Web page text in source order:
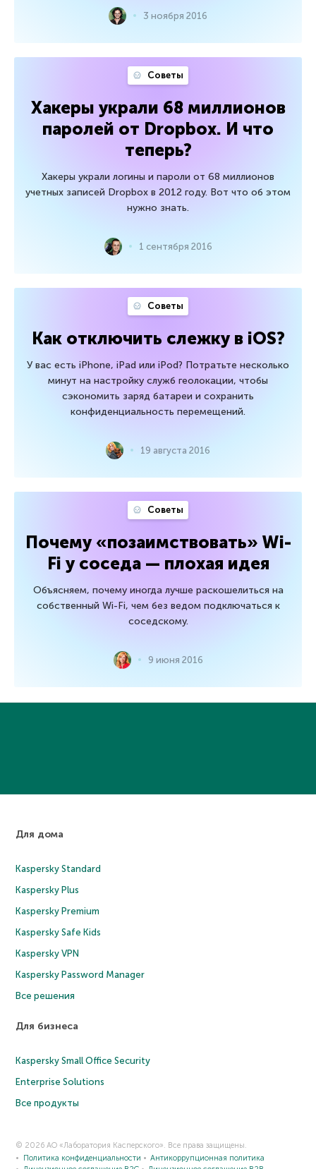
3 ноября 2016
Советы
Хакеры украли 68 миллионов
паролей от Dropbox. И что
теперь?
Хакеры украли логины и пароли от 68 миллионов
учетных записей Dropbox в 2012 году. Вот что об этом
нужно знать.
1 сентября 2016
Советы
Как отключить слежку в iOS?
У вас есть iPhone, iPad или iPod? Потратьте несколько
минут на настройку служб геолокации, чтобы
сэкономить заряд батареи и сохранить
конфиденциальность перемещений.
19 августа 2016
Советы
Почему «позаимствовать» Wi-
Fi у соседа — плохая идея
Объясняем, почему иногда лучше раскошелиться на
собственный Wi-Fi, чем без ведом подключаться к
соседскому.
9 июня 2016
Для дома
Kaspersky Standard
Kaspersky Plus
Kaspersky Premium
Kaspersky Safe Kids
Kaspersky VPN
Kaspersky Password Manager
Все решения
Для бизнеса
Kaspersky Small Office Security
Enterprise Solutions
Все продукты
© 2026 АО «Лаборатория Касперского». Все права защищены.
Политика конфиденциальности
Антикоррупционная политика